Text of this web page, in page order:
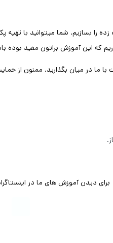
را بسازیم. شما میتوانید با تهیه
که این آموزش براتون مفید بوده
ما در میان بگذارید. ممنون از
برای دیدن آموزش های ما در